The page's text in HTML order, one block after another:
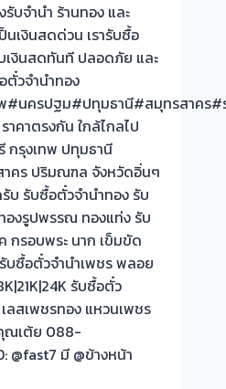
คุณ
รับจำนำ ร้านทอง และ
นเงินสดด่วน เรารับซื้อ
เงินสดทันที ปลอดภัย และ
ตั๋วจำนำทอง
#นครปฐม#ปทุมธานี#สมุทรสาคร#
าคาตรงกัน ใกล้ไกลไป
กรุงเทพ ปทุมธานี
คร ปริมณฑล จังหวัดอิ่นๆ
บ รับซื้อตั๋วจำนำทอง รับ
องรูปพรรณ ทองแท่ง รับ
กรอบพระ นาก เข็มขัด
บซื้อตั๋วจำนำเพชร พลอย
รับซื้อตั๋ว
ลสเพชรทอง แหวนเพชร
ณเต้ย 088-
@fast7 มี @ข้างหน้า